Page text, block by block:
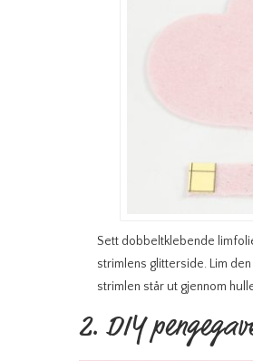
Sett dobbeltklebende
strimlens glitterside. Lim
strimlen står ut gjennom
2. DIY